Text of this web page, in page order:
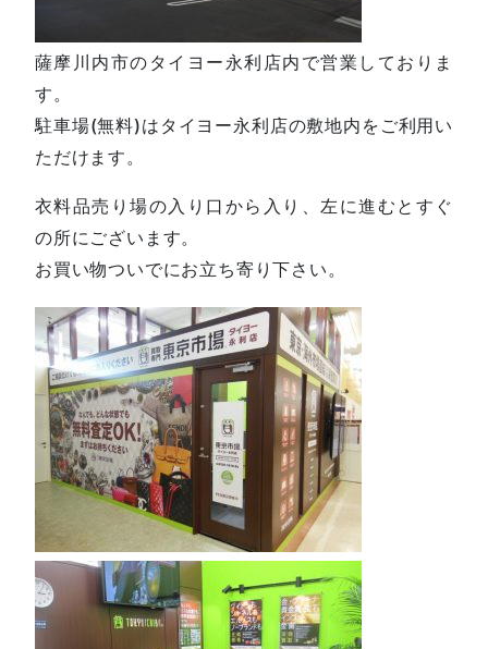
薩摩川内市のタイヨー永利店内で営業しておりま
す。
駐車場(無料)はタイヨー永利店の敷地内をご利用い
ただけます。
衣料品売り場の入り口から入り、左に進むとすぐ
の所にございます。
お買い物ついでにお立ち寄り下さい。